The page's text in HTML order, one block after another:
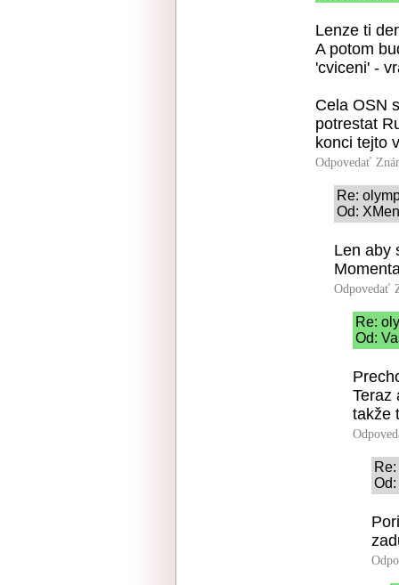
Lenze ti
A potom
'cviceni' -
Cela OSN
potrestat
konci tejto
Odpovedať
Re:
Od:
Len aby
Odpovedať
Re:
Od:
Teraz
takže